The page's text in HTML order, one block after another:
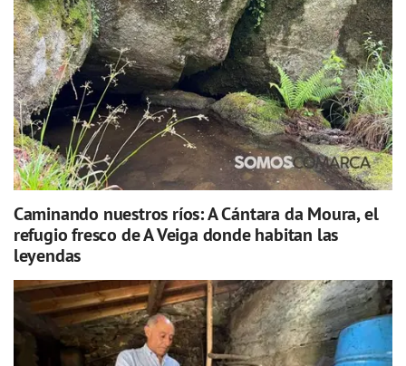
Caminando nuestros ríos: A Cántara da Moura, el
refugio fresco de A Veiga donde habitan las
leyendas